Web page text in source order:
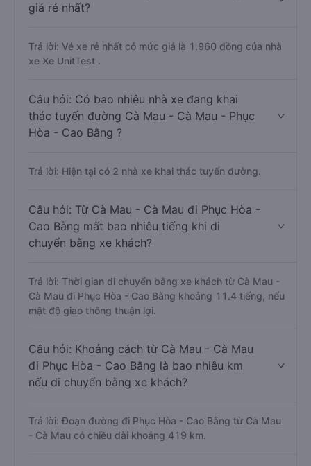
giá rẻ nhất?
Trả lời: Vé xe rẻ nhất có mức giá là 1.960 đồng của nhà
xe Xe UnitTest .
Câu hỏi: Có bao nhiêu nhà xe đang khai
thác tuyến đường Cà Mau - Cà Mau - Phục
Hòa - Cao Bằng ?
Trả lời: Hiện tại có 2 nhà xe khai thác tuyến đường.
Câu hỏi: Từ Cà Mau - Cà Mau đi Phục Hòa -
Cao Bằng mất bao nhiêu tiếng khi di
chuyển bằng xe khách?
Trả lời: Thời gian di chuyển bằng xe khách từ Cà Mau -
Cà Mau đi Phục Hòa - Cao Bằng khoảng 11.4 tiếng, nếu
mật độ giao thông thuận lợi.
Câu hỏi: Khoảng cách từ Cà Mau - Cà Mau
đi Phục Hòa - Cao Bằng là bao nhiêu km
nếu di chuyển bằng xe khách?
Trả lời: Đoạn đường đi Phục Hòa - Cao Bằng từ Cà Mau
- Cà Mau có chiều dài khoảng 419 km.